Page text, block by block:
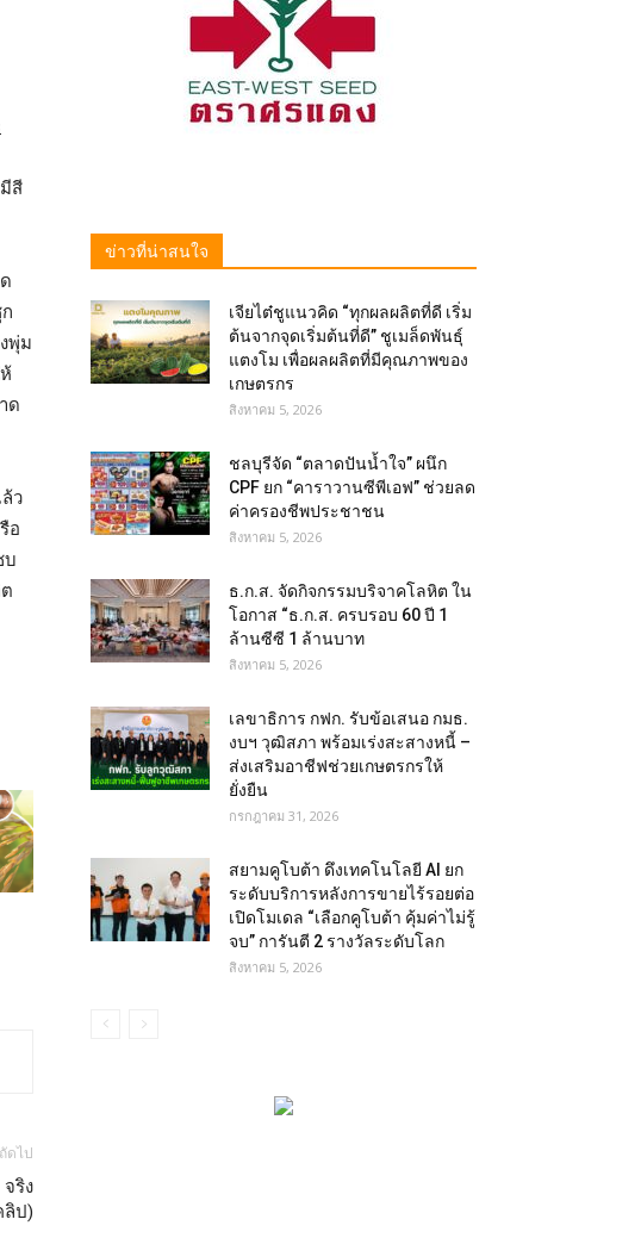
สี
พุ่ม
ด
ว
อ
บ
ดไป
ริง
ลิป)
ข่าวที่น่าสนใจ
เจียไต๋ชูแนวคิด “ทุกผลผลิตที่ดี เริ่ม
ต้นจากจุดเริ่มต้นที่ดี” ชูเมล็ดพันธุ์
แตงโม เพื่อผลผลิตที่มีคุณภาพของ
เกษตรกร
สิงหาคม 5, 2026
ชลบุรีจัด “ตลาดปันน้ำใจ” ผนึก
CPF ยก “คาราวานซีพีเอฟ” ช่วยลด
ค่าครองชีพประชาชน
สิงหาคม 5, 2026
ธ.ก.ส. จัดกิจกรรมบริจาคโลหิต ใน
โอกาส “ธ.ก.ส. ครบรอบ 60 ปี 1
ล้านซีซี 1 ล้านบาท
สิงหาคม 5, 2026
เลขาธิการ กฟก. รับข้อเสนอ กมธ.
งบฯ วุฒิสภา พร้อมเร่งสะสางหนี้ –
ส่งเสริมอาชีฟช่วยเกษตรกรให้
ยั่งยืน
กรกฎาคม 31, 2026
สยามคูโบต้า ดึงเทคโนโลยี AI ยก
ระดับบริการหลังการขายไร้รอยต่อ
เปิดโมเดล “เลือกคูโบต้า คุ้มค่าไม่รู้
จบ” การันตี 2 รางวัลระดับโลก
สิงหาคม 5, 2026